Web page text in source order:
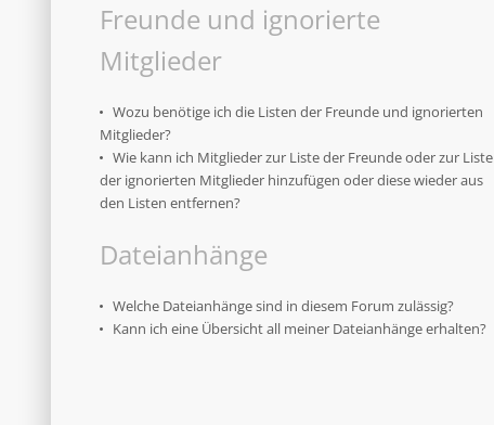
Freunde und ignorierte
Mitglieder
Wozu benötige ich die Listen der Freunde und ignorierten
Mitglieder?
Wie kann ich Mitglieder zur Liste der Freunde oder zur Liste
der ignorierten Mitglieder hinzufügen oder diese wieder aus
den Listen entfernen?
Dateianhänge
Welche Dateianhänge sind in diesem Forum zulässig?
Kann ich eine Übersicht all meiner Dateianhänge erhalten?